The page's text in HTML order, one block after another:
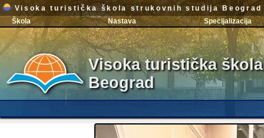
Visoka turistička škola strukovnih studija Beograd
Škola
Nastava Specijalizacija
Visoka turistička
Beograd